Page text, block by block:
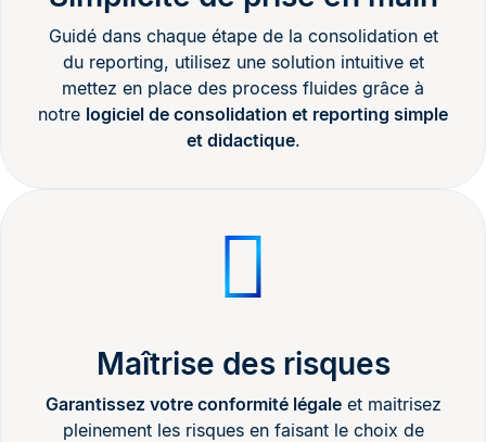
Guidé dans chaque étape de la consolidation et
du reporting, utilisez une solution intuitive et
mettez en place des process fluides grâce à
notre logiciel de consolidation et reporting simple
et didactique.
Maîtrise des risques
Garantissez votre conformité légaleet maitrisez
pleinement les risques en faisant le choix de